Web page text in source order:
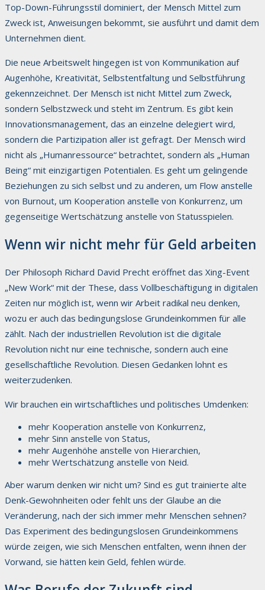
Top-Down-Führungsstil dominiert, der Mensch Mittel zum
Zweck ist, Anweisungen bekommt, sie ausführt und damit dem
Unternehmen dient.
Die neue Arbeitswelt hingegen ist von Kommunikation auf
Augenhöhe, Kreativität, Selbstentfaltung und Selbstführung
gekennzeichnet. Der Mensch ist nicht Mittel zum Zweck,
sondern Selbstzweck und steht im Zentrum. Es gibt kein
Innovationsmanagement, das an einzelne delegiert wird,
sondern die Partizipation aller ist gefragt. Der Mensch wird
nicht als „Humanressource“ betrachtet, sondern als „Human
Being“ mit einzigartigen Potentialen. Es geht um gelingende
Beziehungen zu sich selbst und zu anderen, um Flow anstelle
von Burnout, um Kooperation anstelle von Konkurrenz, um
gegenseitige Wertschätzung anstelle von Statusspielen.
Wenn wir nicht mehr für Geld arbeiten
Der Philosoph Richard David Precht eröffnet das Xing-Event
„New Work“ mit der These, dass Vollbeschäftigung in digitalen
Zeiten nur möglich ist, wenn wir Arbeit radikal neu denken,
wozu er auch das bedingungslose Grundeinkommen für alle
zählt. Nach der industriellen Revolution ist die digitale
Revolution nicht nur eine technische, sondern auch eine
gesellschaftliche Revolution. Diesen Gedanken lohnt es
weiterzudenken.
Wir brauchen ein wirtschaftliches und politisches Umdenken:
mehr Kooperation anstelle von Konkurrenz,
mehr Sinn anstelle von Status,
mehr Augenhöhe anstelle von Hierarchien,
mehr Wertschätzung anstelle von Neid.
Aber warum denken wir nicht um? Sind es gut trainierte alte
Denk-Gewohnheiten oder fehlt uns der Glaube an die
Veränderung, nach der sich immer mehr Menschen sehnen?
Das Experiment des bedingungslosen Grundeinkommens
würde zeigen, wie sich Menschen entfalten, wenn ihnen der
Vorwand, sie hätten kein Geld, fehlen würde.